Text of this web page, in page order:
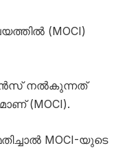
(MOCI)
നൽകുന്നത്
(MOCI).
MOCI-യുടെ